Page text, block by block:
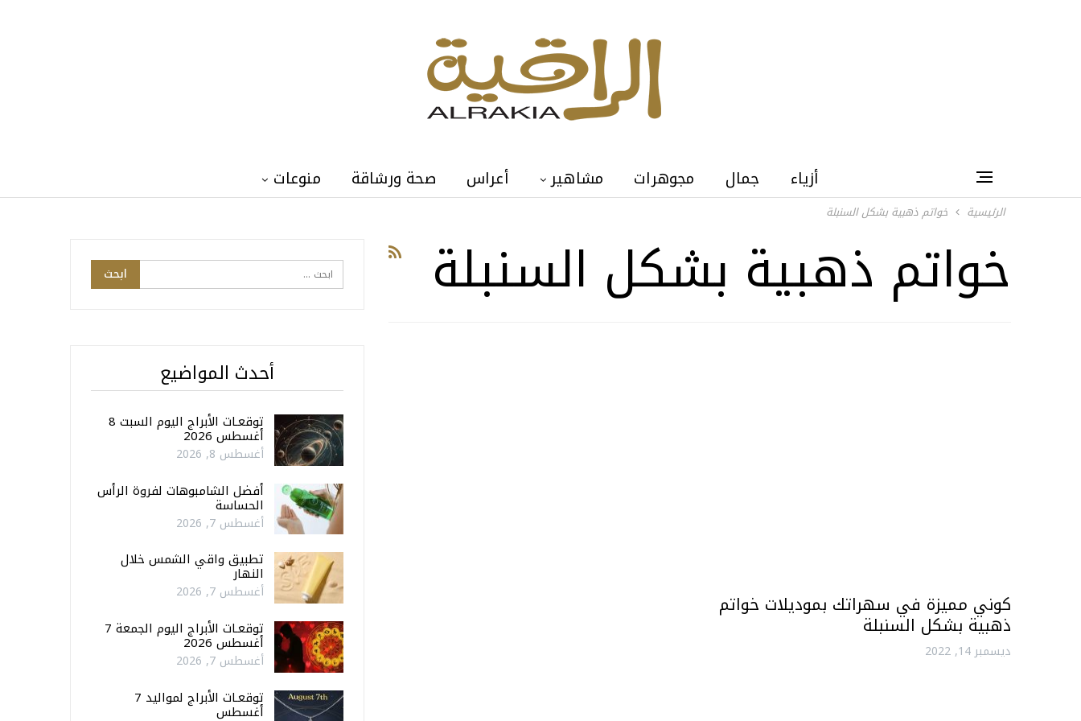
أزياء جمال مجوهرات مشاهير أعراس صحة ورشاقة منوعات
الرئيسية خواتم ذهبية بشكل السنبلة
خواتم ذهبية بشكل السنبلة
كوني مميزة في سهراتك بموديلات خواتم
ذهبية بشكل السنبلة
ديسمبر 14, 2022
أحدث المواضيع
توقعـات الأبراج اليوم السبت 8
أغسطس 2026
أغسطس 8, 2026
أفضل الشامبوهات لفروة الرأس
الحساسة
أغسطس 7, 2026
تطبيق واقي الشمس خلال
النهار
أغسطس 7, 2026
توقعـات الأبراج اليوم الجمعة 7
أغسطس 2026
أغسطس 7, 2026
توقعـات الأبراج لمواليد 7
أغسطس